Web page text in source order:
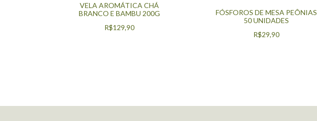
VELA AROMÁTICA CHÁ
BRANCO E BAMBU 200G
R$129,90
FÓSFOROS DE MESA PEÔNIAS
50 UNIDADES
R$29,90